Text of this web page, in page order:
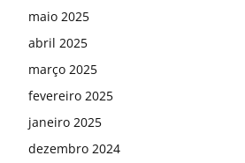
maio 2025
abril 2025
março 2025
fevereiro 2025
janeiro 2025
dezembro 2024